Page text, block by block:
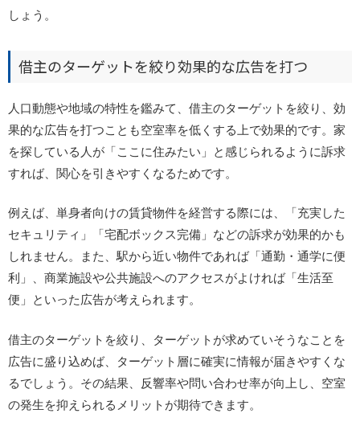
しょう。
借主のターゲットを絞り効果的な広告を打つ
人口動態や地域の特性を鑑みて、借主のターゲットを絞り、効
果的な広告を打つことも空室率を低くする上で効果的です。家
を探している人が「ここに住みたい」と感じられるように訴求
すれば、関心を引きやすくなるためです。
例えば、単身者向けの賃貸物件を経営する際には、「充実した
セキュリティ」「宅配ボックス完備」などの訴求が効果的かも
しれません。また、駅から近い物件であれば「通勤・通学に便
利」、商業施設や公共施設へのアクセスがよければ「生活至
便」といった広告が考えられます。
借主のターゲットを絞り、ターゲットが求めていそうなことを
広告に盛り込めば、ターゲット層に確実に情報が届きやすくな
るでしょう。その結果、反響率や問い合わせ率が向上し、空室
の発生を抑えられるメリットが期待できます。